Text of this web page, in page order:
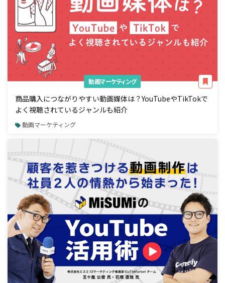
動画マーケティング
商品購入につながりやすい動画媒体は？YouTubeやTikTokで
よく視聴されているジャンルも紹介
動画マーケティング